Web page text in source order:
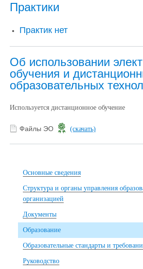
Практики
Практик нет
Об использовании
обучения и
образовательных
Используется дистанционное обучение
Файлы ЭО (скачать)
Основные сведения
Структура и органы управления
организацией
Документы
Образование
Образовательные стандарты и
Руководство